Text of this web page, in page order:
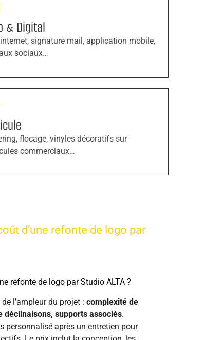
& Digital
signature mail, application mobile,
sociaux…
flocage, vinyles décoratifs sur
commerciaux…
d’une refonte de logo par
refonte de logo par Studio ALTA ?
l’ampleur du projet : complexité de
déclinaisons, supports associés.
personnalisé après un entretien pour